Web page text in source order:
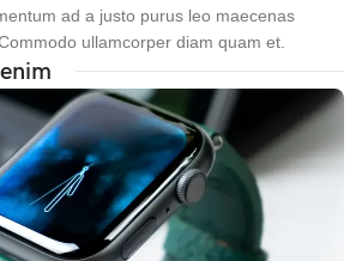
ad a justo purus leo maecenas
ullamcorper diam quam et.